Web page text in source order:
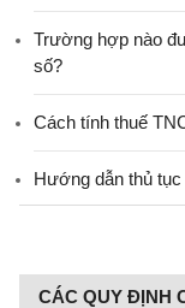
Trường hợp nào
số?
Cách tính thuế
Hướng dẫn thủ
CÁC QUY ĐỊNH